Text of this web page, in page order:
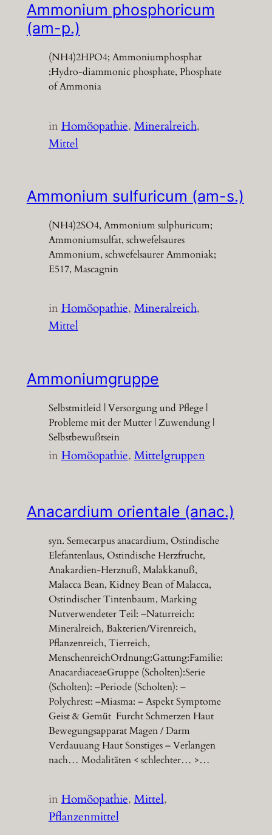
Ammonium phosphoricum
(am-p.)
(NH4)2HPO4; Ammoniumphosphat
;Hydro-diammonic phosphate, Phosphate
of Ammonia
inHomöopathie, Mineralreich
Mittel
Ammonium sulfuricum (am-s.)
(NH4)2SO4, Ammonium sulphuricum;
Ammoniumsulfat, schwefelsaures
Ammonium, schwefelsaurer Ammoniak;
E517, Mascagnin
inHomöopathie, Mineralreich
Mittel
Ammoniumgruppe
Selbstmitleid | Versorgung und Pflege |
Probleme mit der Mutter | Zuwendung |
Selbstbewußtsein
inHomöopathie, Mittelgruppen
Anacardium orientale (anac.)
syn. Semecarpus anacardium, Ostindische
Elefantenlaus, Ostindische Herzfrucht,
Anakardien-Herznuß, Malakkanuß,
Malacca Bean, Kidney Bean of Malacca,
Ostindischer Tintenbaum, Marking
Nutverwendeter Teil: –Naturreich:
Mineralreich, Bakterien/Virenreich,
Pflanzenreich, Tierreich,
MenschenreichOrdnung:Gattung:Familie:
AnacardiaceaeGruppe (Scholten):Serie
(Scholten): –Periode (Scholten): –
Polychrest: –Miasma: – Aspekt Symptome
Geist & Gemüt Furcht Schmerzen Haut
Bewegungsapparat Magen / Darm
Verdauuang Haut Sonstiges – Verlangen
nach… Modalitäten < schlechter… >…
inHomöopathie, Mittel
Pflanzenmittel